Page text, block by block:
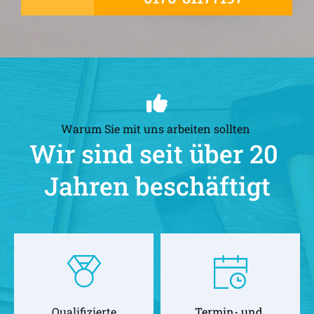
Warum Sie mit uns arbeiten sollten
Wir sind seit über 20
Jahren beschäftigt